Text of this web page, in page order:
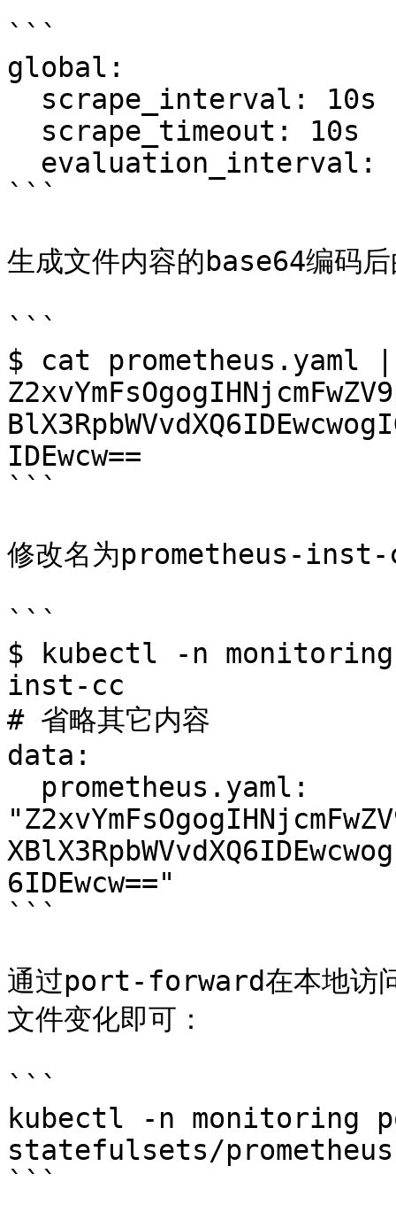
```
global:
```
生成文件内容的base64编码
```
$ cat prometheus.yaml |
IDEwcw==
```
修改名为prometheus-inst-
```
$ kubectl -n
inst-cc
# 省略其它内容
data:
6IDEwcw=="
```
通过port-forward在本地访
文件变化即可：
```
kubectl -n monitoring
statefulsets/